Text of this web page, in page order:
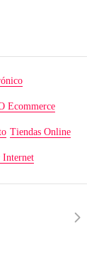
Ecommerce
Tiendas Online
Internet